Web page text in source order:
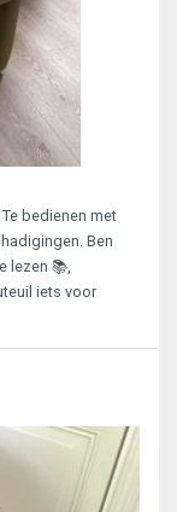
bedienen met
Ben
lezen 📚,
iets voor